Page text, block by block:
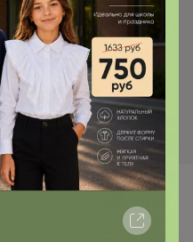
Хит
247р
-53%
Гортензия метельчатая
Бонфаер Р9 1шт Т